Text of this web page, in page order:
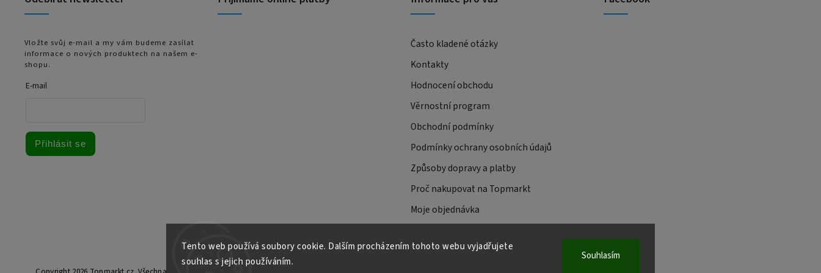
Tento web používá soubory cookie. Dalším procházením tohoto webu vyjadřujete
souhlas s jejich používáním.
Souhlasím
Vložte svůj e-mail a my vám budeme zasílat
informace o nových produktech na našem e-
shopu.
E-mail
Přihlásit se
Často kladené otázky
Kontakty
Hodnocení obchodu
Věrnostní program
Obchodní podmínky
Podmínky ochrany osobních údajů
Způsoby dopravy a platby
Proč nakupovat na Topmarkt
Moje objednávka